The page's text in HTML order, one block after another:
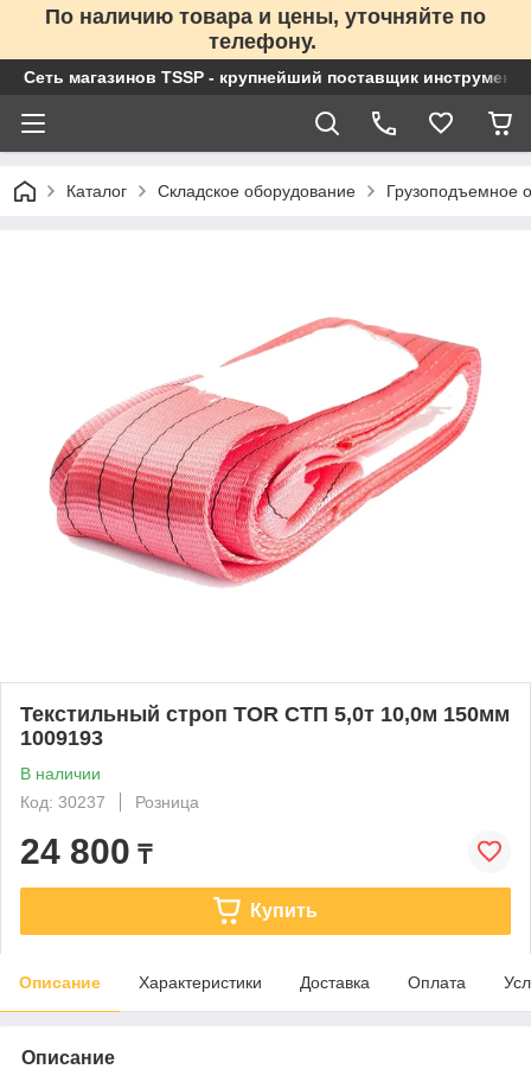
По наличию товара и цены, уточняйте по
телефону.
Сеть магазинов TSSP - крупнейший поставщик
Каталог Складское оборудование Грузоподъемное
Текстильный строп TOR СТП 5,0т 10,0м 150мм
1009193
В наличии
Код: 30237
Розница
24 800 ₸
Купить
Описание Характеристики Доставка Оплата
Описание